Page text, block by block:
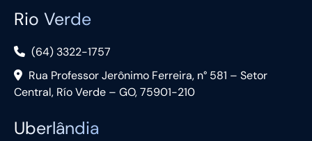
Rio Verde
(64) 3322-1757
Rua Professor Jerônimo Ferreira, n° 581 – Setor
Central, Río Verde – GO, 75901-210
Uberlândia